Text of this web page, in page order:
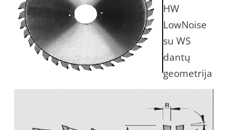
HW
LowNoise
su WS
dantų
geometrija